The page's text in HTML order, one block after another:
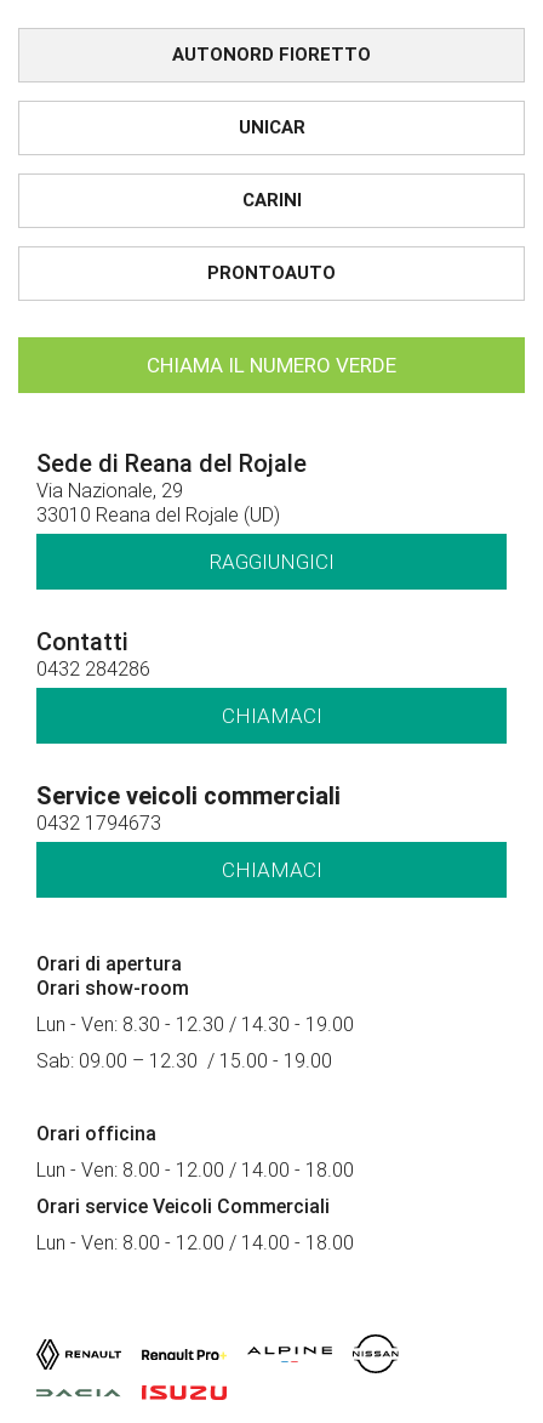
AUTONORD FIORETTO
UNICAR
CARINI
PRONTOAUTO
CHIAMA IL NUMERO VERDE
Sede di Reana del Rojale
Via Nazionale, 29
33010 Reana del Rojale (UD)
RAGGIUNGICI
Contatti
0432 284286
CHIAMACI
Service veicoli commerciali
0432 1794673
CHIAMACI
Orari di apertura
Orari show-room
Lun - Ven: 8.30 - 12.30 / 14.30 - 19.00
Sab: 09.00 – 12.30 / 15.00 - 19.00
Orari officina
Lun - Ven: 8.00 - 12.00 / 14.00 - 18.00
Orari service Veicoli Commerciali
Lun - Ven: 8.00 - 12.00 / 14.00 - 18.00